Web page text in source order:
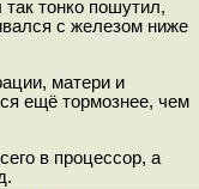
тонко пошутил,
с железом ниже
матери и
ещё тормознее, чем
в процессор, а